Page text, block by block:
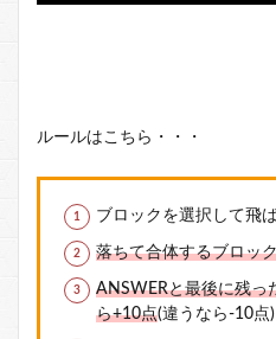
ルールはこちら・・・
ブロックを選択して飛
落ちて合体するブロッ
ANSWERと最後に残っ
ら+10点(違うなら-10点)